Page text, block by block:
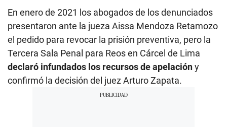
En enero de 2021 los abogados de los denunciados
presentaron ante la jueza Aissa Mendoza Retamozo
el pedido para revocar la prisión preventiva, pero la
Tercera Sala Penal para Reos en Cárcel de Lima
declaró infundados los recursos de apelacióny
confirmó la decisión del juez Arturo Zapata.